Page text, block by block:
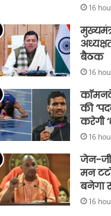
16
बैठक
16
की
करेगी
16
जेन-
मन
बनेगा
16